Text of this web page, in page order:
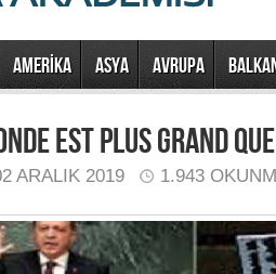
AMERİKA ASYA AVRUPA
EST PLUS GRAND
ARALIK 2019 1.943